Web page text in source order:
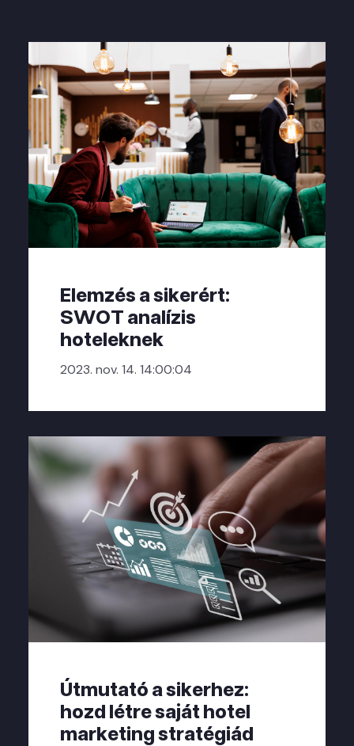
Elemzés a sikerért:
SWOT analízis
hoteleknek
2023. nov. 14. 14:00:04
Útmutató a sikerhez:
hozd létre saját hotel
marketing stratégiád